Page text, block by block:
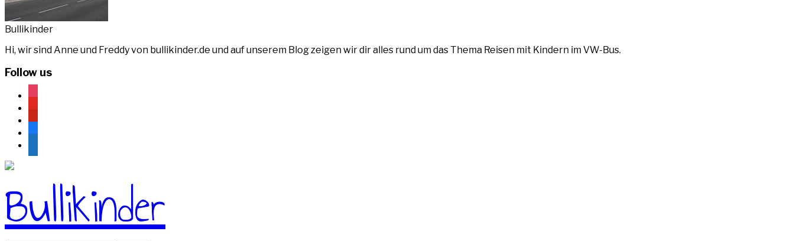
Bullikinder
Hi, wir sind Anne und Freddy von bullikinder.de und auf unserem Blog zeigen wir dir alles rund um das Thema Reisen mit Kindern im VW-Bus.
Follow us
instagram
pinterest
facebook